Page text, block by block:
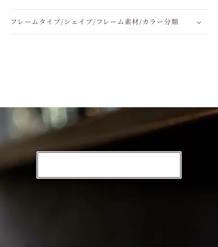
フレームタイプ/シェイプ/フレーム素材/カラー分類